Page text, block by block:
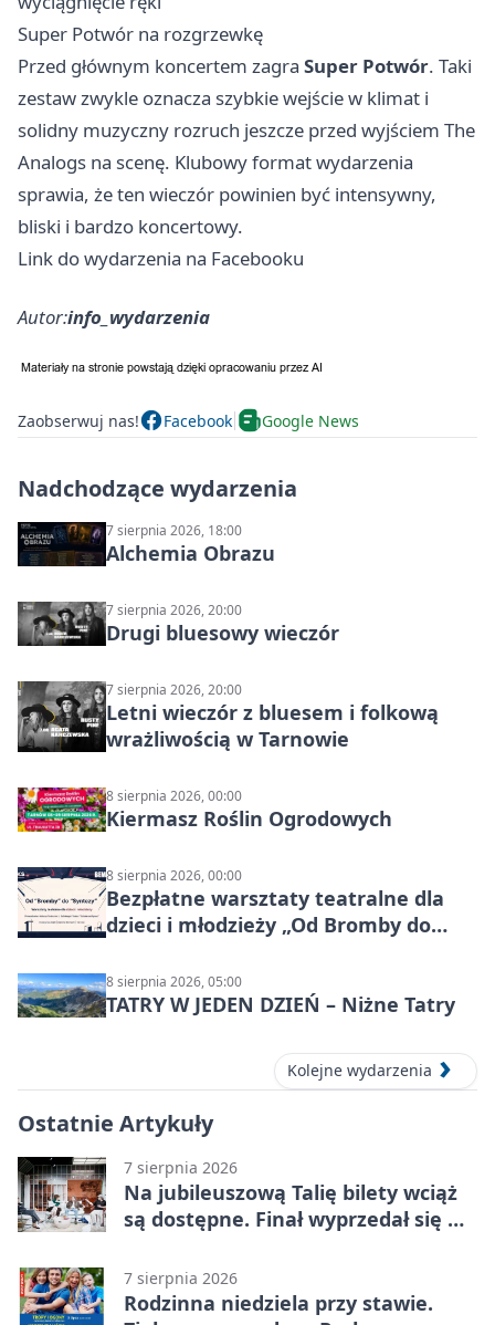
Super Potwór na rozgrzewkę
Przed głównym koncertem zagra Super Potwór. Taki
zestaw zwykle oznacza szybkie wejście w klimat i
solidny muzyczny rozruch jeszcze przed wyjściem The
Analogs na scenę. Klubowy format wydarzenia
sprawia, że ten wieczór powinien być intensywny,
bliski i bardzo koncertowy.
Link do wydarzenia na Facebooku
Autor:info_wydarzenia
Zaobserwuj nas! Facebook Google News
Nadchodzące wydarzenia
7 sierpnia 2026, 18:00
Alchemia Obrazu
7 sierpnia 2026, 20:00
Drugi bluesowy wieczór
7 sierpnia 2026, 20:00
Letni wieczór z bluesem i folkową
wrażliwością w Tarnowie
8 sierpnia 2026, 00:00
Kiermasz Roślin Ogrodowych
8 sierpnia 2026, 00:00
Bezpłatne warsztaty teatralne dla
dzieci i młodzieży „Od Bromby do
8 sierpnia 2026, 05:00
TATRY W JEDEN DZIEŃ – Niżne Tatry
Kolejne wydarzenia
Ostatnie Artykuły
7 sierpnia 2026
Na jubileuszową Talię bilety wciąż
są dostępne. Finał wyprzedał się w
7 sierpnia 2026
Rodzinna niedziela przy stawie.